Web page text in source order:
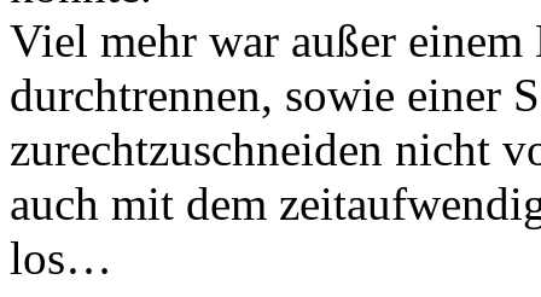
Viel mehr war außer einem
durchtrennen, sowie einer
zurechtzuschneiden nicht
auch mit dem
los…